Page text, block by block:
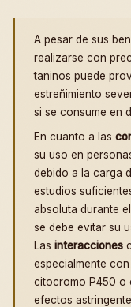
A pesar de sus
realizarse con
taninos puede
estreñimiento
si se consume en
En cuanto a las
su uso en
debido a la carga
estudios
absoluta durante el
se debe evitar su
Las interacciones
especialmente
citocromo P450 o
efectos